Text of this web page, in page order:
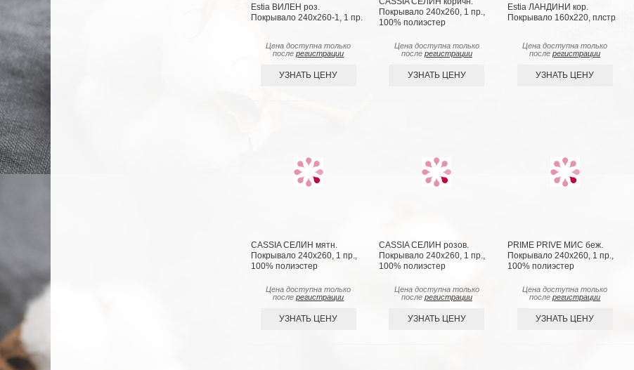
Estia ВИЛЕН роз.
Покрывало 240х260-1, 1 пр.
Цена доступна только
послерегистрации
УЗНАТЬ ЦЕНУ
Покрывало 240х260, 1 пр.,
100% полиэстер
Цена доступна только
после регистрации
УЗНАТЬ ЦЕНУ
Estia ЛАНДИНИ кор.
Покрывало 160х220, плстр
Цена доступна только
послерегистрации
УЗНАТЬ ЦЕНУ
CASSIA СЕЛИН мятн.
Покрывало 240х260, 1 пр.,
100% полиэстер
Цена доступна только
послерегистрации
УЗНАТЬ ЦЕНУ
CASSIA СЕЛИН розов.
Покрывало 240х260, 1 пр.,
100% полиэстер
Цена доступна только
после регистрации
УЗНАТЬ ЦЕНУ
PRIME PRIVE МИС беж.
Покрывало 240х260, 1 пр.,
100% полиэстер
Цена доступна только
послерегистрации
УЗНАТЬ ЦЕНУ